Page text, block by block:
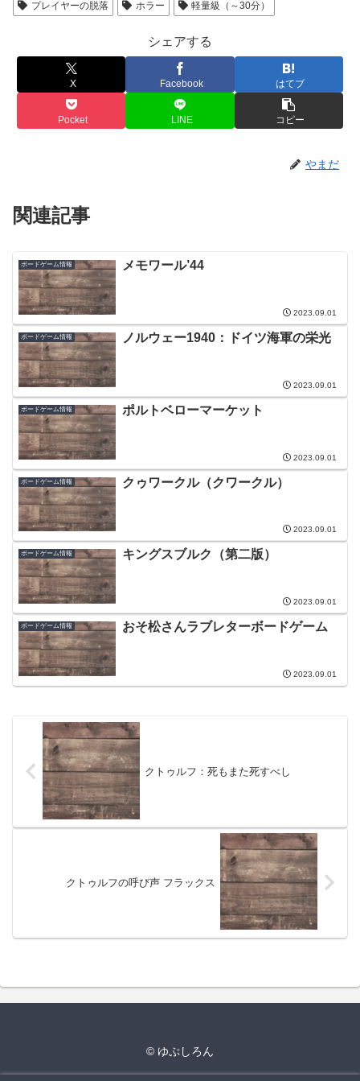
プレイヤーの脱落
ホラー 軽量級（～30分）
シェアする
X Facebook はてブ
Pocket LINE コピー
やまだ
関連記事
ボードゲーム情報 メモワール’44
2023.09.01
ボードゲーム情報 ノルウェー1940：ドイツ海軍の栄光
2023.09.01
ボードゲーム情報 ポルトベローマーケット
2023.09.01
ボードゲーム情報 クゥワークル（クワークル）
2023.09.01
ボードゲーム情報 キングスブルク（第二版）
2023.09.01
ボードゲーム情報 おそ松さんラブレターボードゲーム
2023.09.01
クトゥルフ：死もまた死すべし
クトゥルフの呼び声 フラックス
© ゆぷしろん